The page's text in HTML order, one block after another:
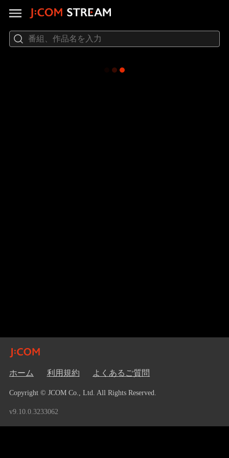
ホーム 利用規約 よくあるご質問
Copyright © JCOM Co., Ltd. All Rights Reserved.
v9.10.0.3233062